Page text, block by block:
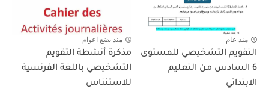
منذ عام
التقويم التشخيصي للمستوى
6 السادس من التعليم
الابتدائي
منذ بضع اعوام
مذكرة أنشطة التقويم
التشخيصي باللغة الفرنسية
للاستئناس